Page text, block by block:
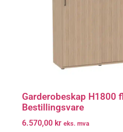
Garderobeskap H1800
Bestillingsvare
6.570,00 kr eks. mva